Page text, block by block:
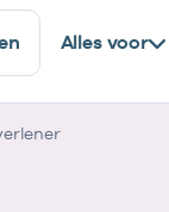
Alles voor